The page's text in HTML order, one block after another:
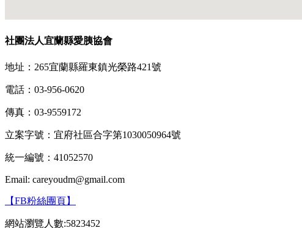
社團法人宜蘭縣愛胰協會
地址：265宜蘭縣羅東鎮光榮路421號
電話：03-956-0620
傳真：03-9559172
立案字號：宜府社區合字第1030050964號
統一編號：41052570
Email: careyoudm@gmail.com
【FB粉絲團頁】
網站瀏覽人數:5823452